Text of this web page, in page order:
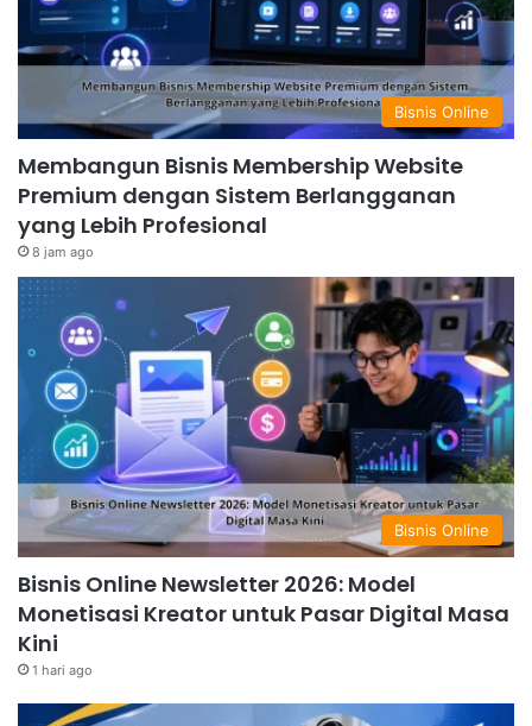
Bisnis Online
Membangun Bisnis Membership Website
Premium dengan Sistem Berlangganan
yang Lebih Profesional
8 jam ago
Bisnis Online
Bisnis Online Newsletter 2026: Model
Monetisasi Kreator untuk Pasar Digital Masa
Kini
1 hari ago